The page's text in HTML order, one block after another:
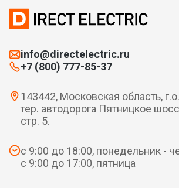
info@directelectric.ru
+7 (800) 777-85-37
143442, Московская область,
тер. автодорога Пятницкое
стр. 5.
с 9:00 до 18:00, понедельник -
с 9:00 до 17:00, пятница